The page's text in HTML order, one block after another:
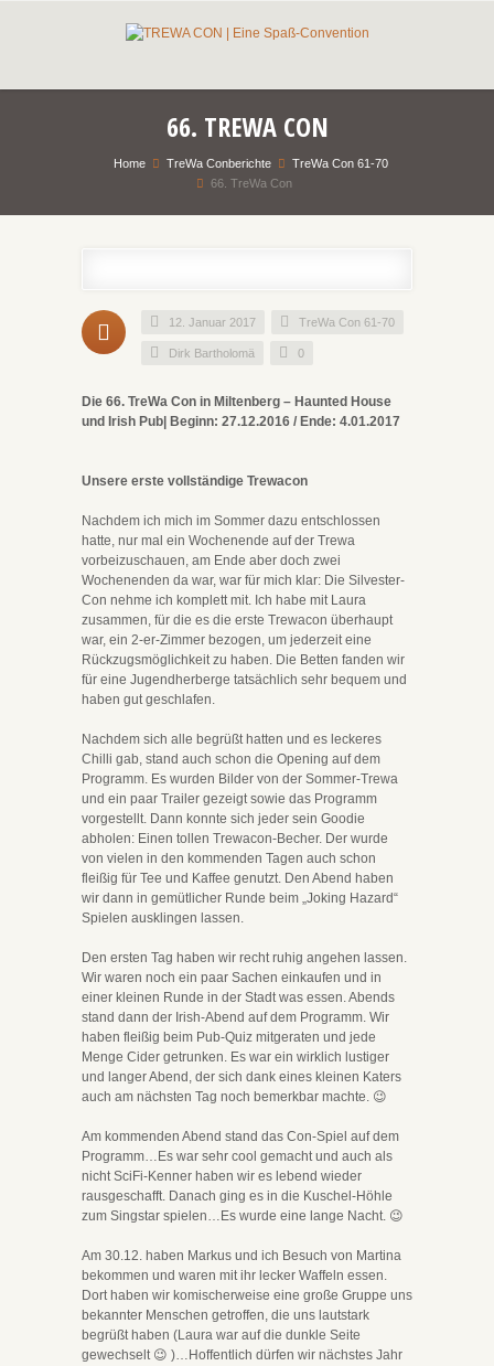
66. TREWA CON
Home TreWa Conberichte
TreWa Con 61-70
66. TreWa Con
12. Januar 2017 TreWa Con 61-70
Dirk Bartholomä 0
Die 66. TreWa Con in Miltenberg – Haunted House
und Irish Pub| Beginn: 27.12.2016 / Ende: 4.01.2017
Unsere erste vollständige Trewacon
Nachdem ich mich im Sommer dazu entschlossen
hatte, nur mal ein Wochenende auf der Trewa
vorbeizuschauen, am Ende aber doch zwei
Wochenenden da war, war für mich klar: Die Silvester-
Con nehme ich komplett mit. Ich habe mit Laura
zusammen, für die es die erste Trewacon überhaupt
war, ein 2-er-Zimmer bezogen, um jederzeit eine
Rückzugsmöglichkeit zu haben. Die Betten fanden wir
für eine Jugendherberge tatsächlich sehr bequem und
haben gut geschlafen.
Nachdem sich alle begrüßt hatten und es leckeres
Chilli gab, stand auch schon die Opening auf dem
Programm. Es wurden Bilder von der Sommer-Trewa
und ein paar Trailer gezeigt sowie das Programm
vorgestellt. Dann konnte sich jeder sein Goodie
abholen: Einen tollen Trewacon-Becher. Der wurde
von vielen in den kommenden Tagen auch schon
fleißig für Tee und Kaffee genutzt. Den Abend haben
wir dann in gemütlicher Runde beim „Joking Hazard“
Spielen ausklingen lassen.
Den ersten Tag haben wir recht ruhig angehen lassen.
Wir waren noch ein paar Sachen einkaufen und in
einer kleinen Runde in der Stadt was essen. Abends
stand dann der Irish-Abend auf dem Programm. Wir
haben fleißig beim Pub-Quiz mitgeraten und jede
Menge Cider getrunken. Es war ein wirklich lustiger
und langer Abend, der sich dank eines kleinen Katers
auch am nächsten Tag noch bemerkbar machte. 😉
Am kommenden Abend stand das Con-Spiel auf dem
Programm…Es war sehr cool gemacht und auch als
nicht SciFi-Kenner haben wir es lebend wieder
rausgeschafft. Danach ging es in die Kuschel-Höhle
zum Singstar spielen…Es wurde eine lange Nacht. 😉
Am 30.12. haben Markus und ich Besuch von Martina
bekommen und waren mit ihr lecker Waffeln essen.
Dort haben wir komischerweise eine große Gruppe uns
bekannter Menschen getroffen, die uns lautstark
begrüßt haben (Laura war auf die dunkle Seite
gewechselt 😉 )…Hoffentlich dürfen wir nächstes Jahr